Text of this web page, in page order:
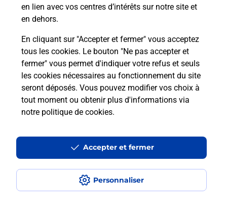
en lien avec vos centres d’intérêts sur notre site et
en dehors.
En cliquant sur "Accepter et fermer" vous acceptez
tous les cookies. Le bouton "Ne pas accepter et
fermer" vous permet d'indiquer votre refus et seuls
les cookies nécessaires au fonctionnement du site
seront déposés. Vous pouvez modifier vos choix à
tout moment ou obtenir plus d'informations via
notre politique de cookies.
Personnaliser
Accepter et fermer
En savoir plus
VILLE EN TARDENOIS
VILLE EN TARDENOIS
Accessibilité : partiellement conforme
Conditions contractuelles
Mentions légales